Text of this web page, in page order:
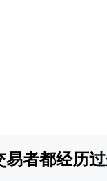
者都经历